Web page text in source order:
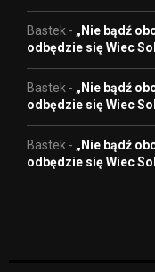
Bastek - „Nie bądź
odbędzie się Wiec
Bastek - „Nie bądź
odbędzie się Wiec
Bastek - „Nie bądź
odbędzie się Wiec